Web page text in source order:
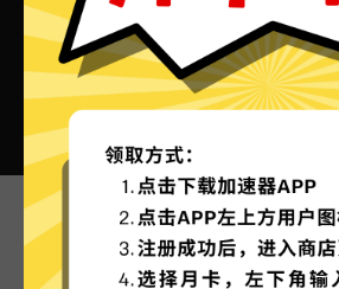
芒果加速器VPN